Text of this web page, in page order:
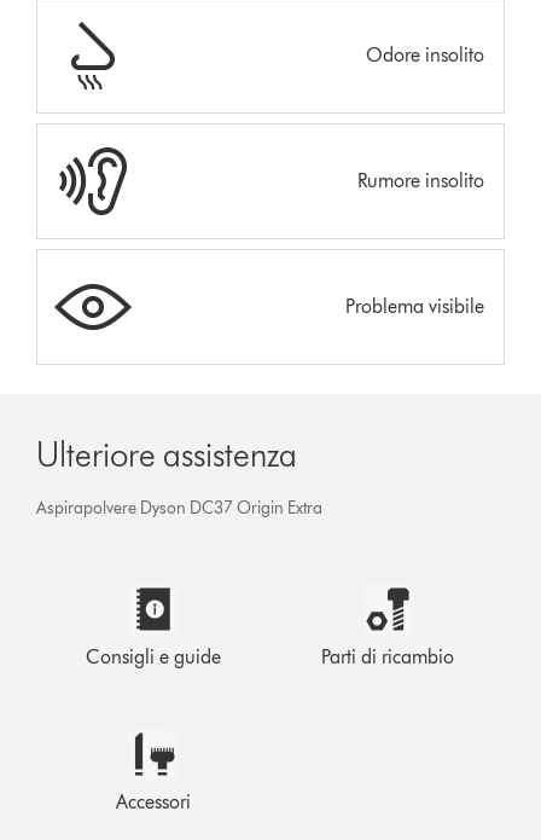
Odore insolito
Rumore insolito
Problema visibile
Ulteriore assistenza
Aspirapolvere Dyson DC37 Origin Extra
Consigli e guide Parti di ricambio
Accessori